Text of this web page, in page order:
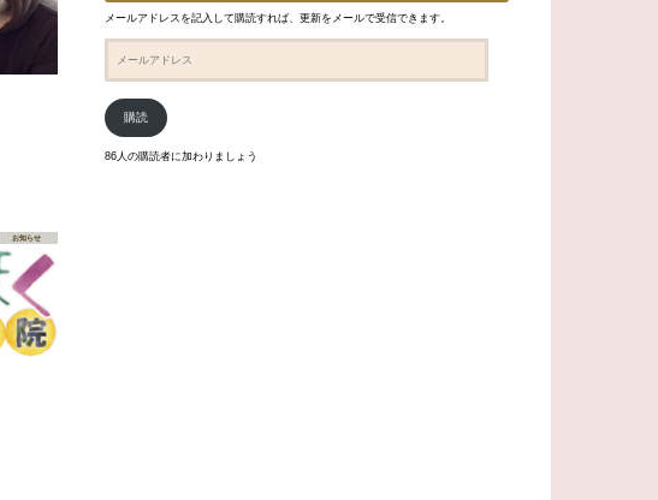
お知らせ
メールアドレスを記入して購読すれば、更新をメールで受信できます。
ド
レ
ス
購読
86人の購読者に加わりましょう